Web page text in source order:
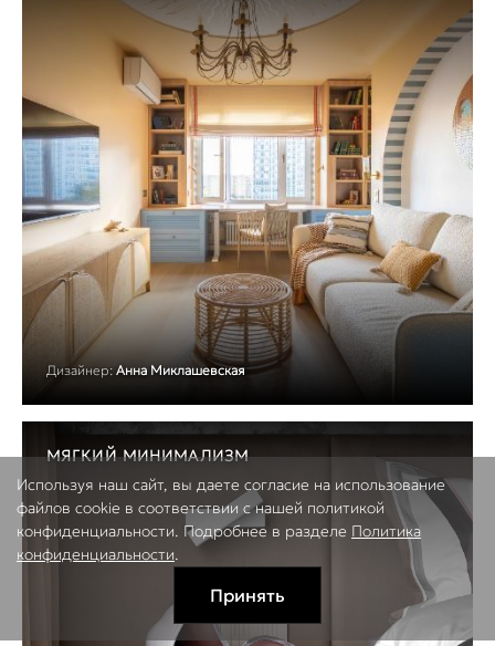
Дизайнер: Анна Миклашевская
МЯГКИЙ МИНИМАЛИЗМ
Используя наш сайт, вы даете согласие на использование
файлов cookie в соответствии с нашей политикой
конфиденциальности. Подробнее в разделе Политика
конфиденциальности.
Принять